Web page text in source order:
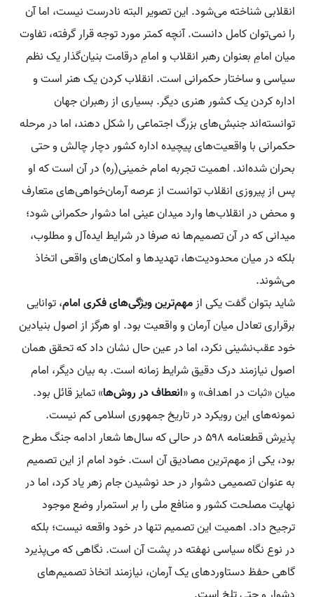
انقلابی شناخته می‌شود. این تصویر البته نادرست نیست، اما آن
را نمی‌توان کامل دانست. آنچه کمتر مورد توجه قرار گرفته، تفاوت
میان امامِ بعنوان رهبر انقلاب و امامِ درقامت بنیان‌گذار یک نظم
سیاسی و ساختار حکمرانی است. انقلاب کردن یک هنر است و
اداره کردن یک کشور هنری دیگر. بسیاری از رهبران جهان
توانسته‌اند جنبش‌های بزرگ اجتماعی را شکل دهند، اما در مرحله
حکمرانی با واقعیت‌های پیچیده اداره کشور دچار چالش و حتی
بحران شده‌اند. اهمیت تجربه امام خمینی(ره) در آن است که او
پس از پیروزی انقلاب توانست از عرصه آرمان‌خواهی‌های متعارف
و محض در انقلاب‌ها وارد میدان عینی اما دشوار حکمرانی شود؛
میدانی که در آن تصمیم‌ها نه صرفا در شرایط ایده‌آل و مطلوب،
بلکه در میان محدودیت‌ها، تهدیدها و امکان‌های واقعی اتخاذ
می‌شوند.
شاید بتوان گفت یکی ازمهم‌ترین ویژگی‌های فکری امام، توانایی
برقراری تعادل میان آرمان و واقعیت بود. او هرگز از اصول بنیادین
خود عقب‌نشینی نکرد، اما در عین حال نشان داد که تحقق همان
اصول نیازمند درک دقیق شرایط زمانه است. به بیان دیگر، امام
میان «ثبات در اهداف» و «انعطاف در روش‌ها» تمایز قائل بود.
نمونه‌های این رویکرد در تاریخ جمهوری اسلامی کم نیست.
پذیرش قطعنامه ۵۹۸ در حالی که سال‌ها شعار ادامه جنگ مطرح
بود، یکی از مهم‌ترین مصادیق آن است. خود امام از این تصمیم
به عنوان تصمیمی دشوار در حد نوشیدن جام زهر یاد کرد، اما در
نهایت مصلحت کشور و منافع ملی را بر استمرار وضع موجود
ترجیح داد. اهمیت این تصمیم تنها در خود واقعه نیست؛ بلکه
در نوع نگاه سیاسی نهفته در پشت آن است. نگاهی که می‌پذیرد
گاهی حفظ دستاوردهای یک آرمان، نیازمند اتخاذ تصمیم‌های